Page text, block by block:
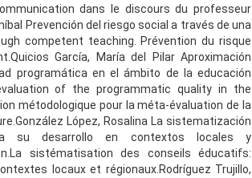
dans le discours du professeur
Prevención del riesgo social a través de una
competent teaching. Prévention du risque
García, María del Pilar Aproximación
programática en el ámbito de la educación
of the programmatic quality in the
métodologique pour la méta-évaluation de la
López, Rosalina La sistematización
su desarrollo en contextos locales y
sistématisation des conseils éducatifs:
locaux et régionaux.Rodríguez Trujillo,